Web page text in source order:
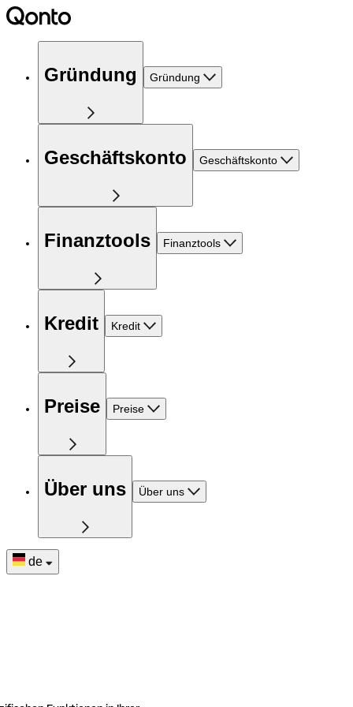
Gründung Gründung
Geschäftskonto Geschäftskonto
Finanztools Finanztools
Kredit Kredit
Preise Preise
Über uns Über uns
de